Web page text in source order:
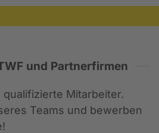
und Partnerfirmen
Mitarbeiter.
Teams und bewerben